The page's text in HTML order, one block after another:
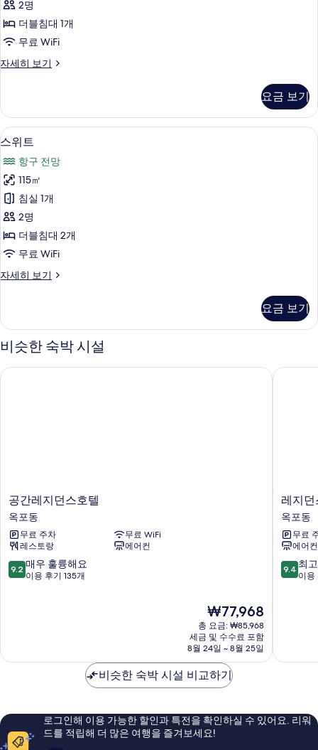
사
진
두
기
2명
더블침대 1개
무료 WiFi
자세히 보기
디
자
세
히
기
요금 보기
스
트
사
진
모
두
기
스위트 | 책상, 방음 설비, 무료 WiFi, 침
13
스위트
항구 전망
115㎡
침실 1개
2명
더블침대 2개
무료 WiFi
자세히 보기
스
세
히
보
요금 보기
비슷한 숙박 시설
공
간
레
지
던
스
호
공간레지던스호텔
옥포동
무료 주차
무료 WiFi
레스토랑
에어컨
10
점
우
요,
이
용
9.2 매우 훌륭해요
이용 후기 135개
현
재
요
금
₩77,968
₩77,968
총 요금: ₩85,968
세금 및 수수료 포함
8월 24일 ~ 8월 25일
공간레지던스호텔
레
지
던
스
호
텔
케
레지
옥포동
무료
에어컨
10
점
고
용
9.4 최
이용
레지던
비슷한 숙박 시설 비교하기
로그인해 이용 가능한 할인과 특전을 확인하실 수 있어요. 리워
드를 적립해 더 많은 여행을 즐겨보세요!